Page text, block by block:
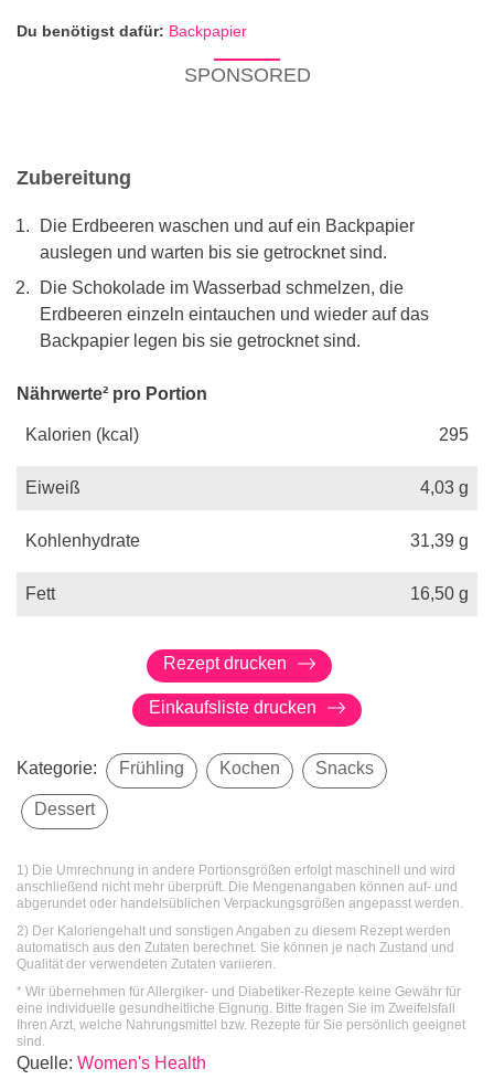
Du benötigst dafür: Backpapier
SPONSORED
Zubereitung
Die Erdbeeren waschen und auf ein Backpapier
auslegen und warten bis sie getrocknet sind.
Die Schokolade im Wasserbad schmelzen, die
Erdbeeren einzeln eintauchen und wieder auf das
Backpapier legen bis sie getrocknet sind.
Nährwerte² pro Portion
Kalorien (kcal) 295
Eiweiß 4,03 g
Kohlenhydrate 31,39 g
Fett 16,50 g
Rezept drucken
Einkaufsliste drucken
Kategorie: Frühling Kochen Snacks
Dessert
1) Die Umrechnung in andere Portionsgrößen erfolgt maschinell und wird
anschließend nicht mehr überprüft. Die Mengenangaben können auf- und
abgerundet oder handelsüblichen Verpackungsgrößen angepasst werden.
2) Der Kaloriengehalt und sonstigen Angaben zu diesem Rezept werden
automatisch aus den Zutaten berechnet. Sie können je nach Zustand und
Qualität der verwendeten Zutaten variieren.
* Wir übernehmen für Allergiker- und Diabetiker-Rezepte keine Gewähr für
eine individuelle gesundheitliche Eignung. Bitte fragen Sie im Zweifelsfall
Ihren Arzt, welche Nahrungsmittel bzw. Rezepte für Sie persönlich geeignet
sind.
Quelle: Women's Health